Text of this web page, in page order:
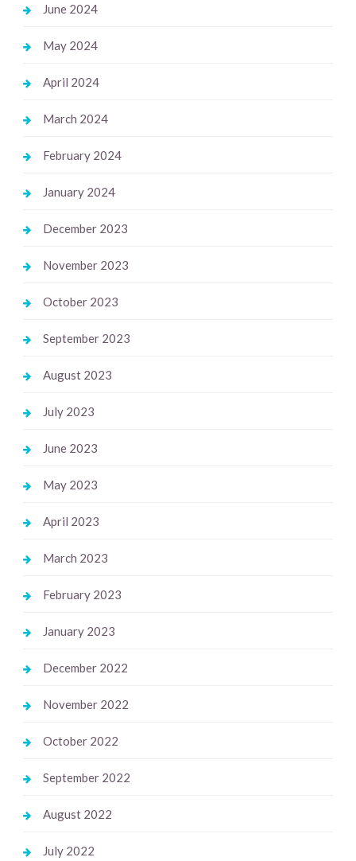
June 2024
May 2024
April 2024
March 2024
February 2024
January 2024
December 2023
November 2023
October 2023
September 2023
August 2023
July 2023
June 2023
May 2023
April 2023
March 2023
February 2023
January 2023
December 2022
November 2022
October 2022
September 2022
August 2022
July 2022